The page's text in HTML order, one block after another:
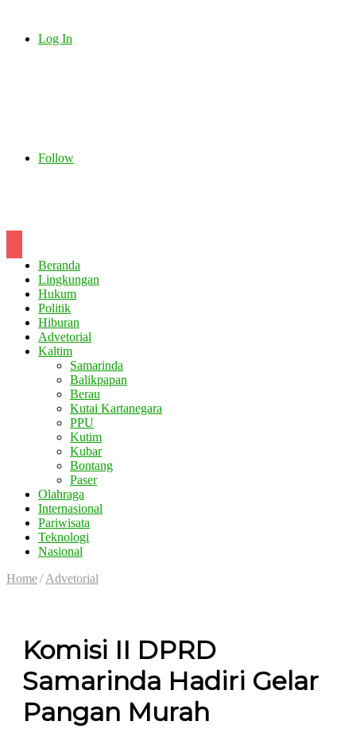
Log In
Follow
Beranda
Lingkungan
Hukum
Politik
Hiburan
Advetorial
Kaltim
Samarinda
Balikpapan
Berau
Kutai Kartanegara
PPU
Kutim
Kubar
Bontang
Paser
Olahraga
Internasional
Pariwisata
Teknologi
Nasional
Home/ Advetorial
Komisi II DPRD
Samarinda Hadiri Gelar
Pangan Murah